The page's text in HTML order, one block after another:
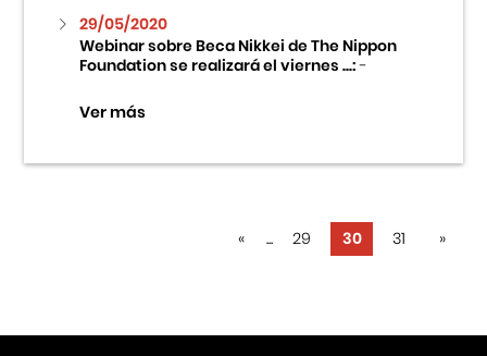
29/05/2020
Webinar sobre Beca Nikkei de The Nippon
Foundation se realizará el viernes ...:-
Ver más
« ... 29 30 31 »